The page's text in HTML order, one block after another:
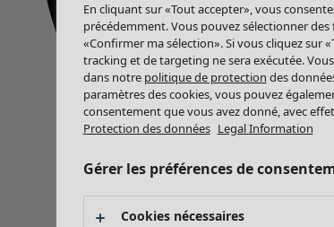
En cliquant sur «Tout accepter», vous
précédemment. Vous pouvez sélectionner
«Confirmer ma sélection». Si vous cliquez sur
tracking et de targeting ne sera exécutée.
dans notre politique de protection des
paramètres des cookies, vous pouvez
consentement que vous avez donné, avec effet
Protection des données Legal Information
Gérer les préférences de
Cookies nécessaires